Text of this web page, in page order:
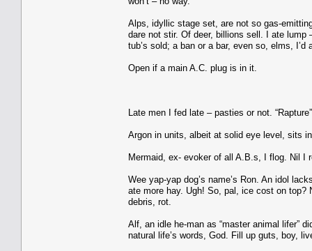
Alps, idyllic stage set, are not so gas-
dare not stir. Of deer, billions sell. I ate
tub’s sold; a ban or a bar, even so, elms,
Open if a main A.C. plug is in it.
Late men I fed late – pasties or not.
Argon in units, albeit at solid eye level, sits
Mermaid, ex- evoker of all A.B.s, I flog. Nil I
Wee yap-yap dog’s name’s Ron. An idol
ate more hay. Ugh! So, pal, ice cost on
debris, rot.
Alf, an idle he-man as “master animal lifer”
natural life’s words, God. Fill up guts, boy,